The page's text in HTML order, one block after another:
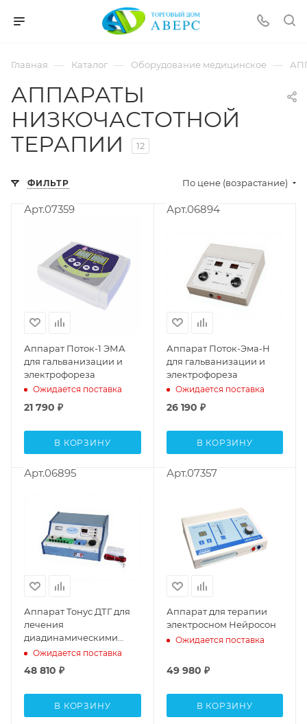
Главная — Каталог — Оборудование медицинское —
АППАРАТЫ
НИЗКОЧАСТОТНОЙ
ТЕРАПИИ
12
ФИЛЬТР По цене (возрастание)
Арт.07359
Аппарат Поток-1 ЭМА
для гальванизации и
электрофореза
Ожидается поставка
21 790 ₽
В КОРЗИНУ
Арт.06894
Аппарат Поток-Эма-Н
для гальванизации и
электрофореза
Ожидается поставка
26 190 ₽
В КОРЗИНУ
Арт.06895
Аппарат Тонус ДТГ для
лечения
диадинамическими
токами и гальванизации
Ожидается поставка
48 810 ₽
В КОРЗИНУ
Арт.07357
Аппарат для терапии
электросном Нейросон
Ожидается поставка
49 980 ₽
В КОРЗИНУ
pornspider.info
xnxx